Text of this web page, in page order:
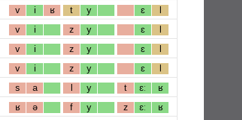
v i ʁ t y ɛ l
v i z y ɛ l
v i z y ɛ l
v i z y ɛ l
s a l y t ɛː ʁ
ʁ ə f y z ɛː ʁ